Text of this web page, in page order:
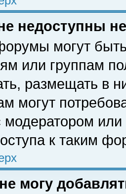
недоступны
могут
или группам
размещать в
могут
модератором
к таким
могу